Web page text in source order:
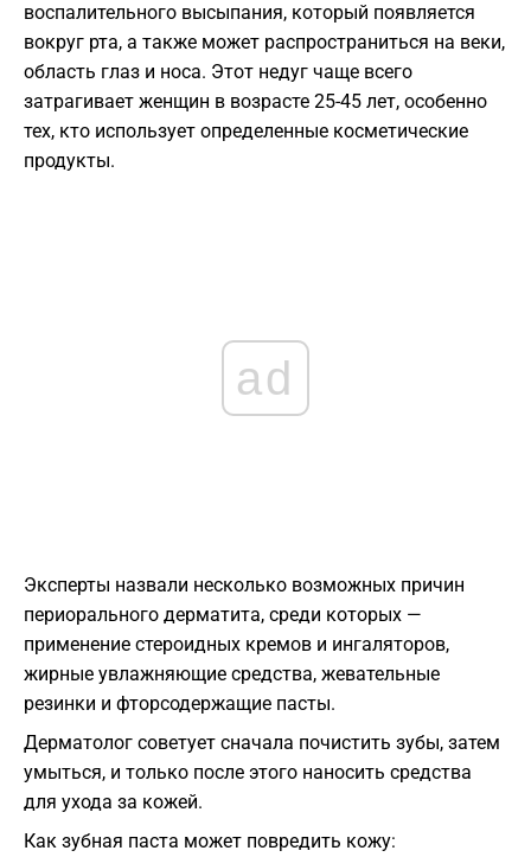
воспалительного высыпания, который появляется
вокруг рта, а также может распространиться на веки,
область глаз и носа. Этот недуг чаще всего
затрагивает женщин в возрасте 25-45 лет, особенно
тех, кто использует определенные косметические
продукты.
ad
Эксперты назвали несколько возможных причин
периорального дерматита, среди которых —
применение стероидных кремов и ингаляторов,
жирные увлажняющие средства, жевательные
резинки и фторсодержащие пасты.
Дерматолог советует сначала почистить зубы, затем
умыться, и только после этого наносить средства
для ухода за кожей.
Как зубная паста может повредить кожу: